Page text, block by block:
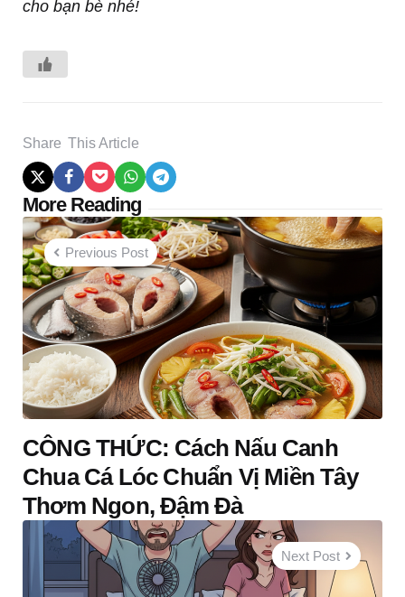
cho bạn bè nhé!
Share This Article
More Reading
Post
navigation
Previous Post
CÔNG THỨC: Cách Nấu Canh
Chua Cá Lóc Chuẩn Vị Miền Tây
Thơm Ngon, Đậm Đà
Next Post